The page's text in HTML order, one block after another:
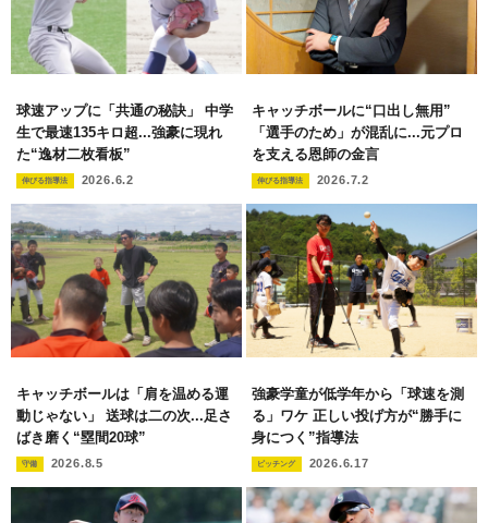
球速アップに「共通の秘訣」 中学
生で最速135キロ超...強豪に現れ
た“逸材二枚看板”
伸びる指導法 2026.6.2
キャッチボールに“口出し無用”
「選手のため」が混乱に...元プロ
を支える恩師の金言
伸びる指導法 2026.7.2
キャッチボールは「肩を温める運
動じゃない」 送球は二の次...足さ
ばき磨く“塁間20球”
守備 2026.8.5
強豪学童が低学年から「球速を測
る」ワケ 正しい投げ方が“勝手に
身につく”指導法
ピッチング 2026.6.17